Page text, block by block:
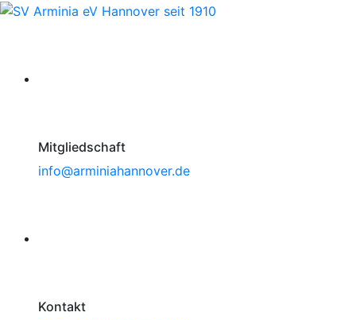
Mitgliedschaft
info@arminiahannover.de
Kontakt